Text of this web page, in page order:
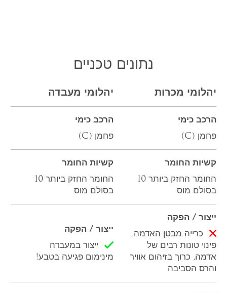
נתונים טכניים
יהלומי מכרות יהלומי מעבדה
הרכב כימי
פחמן (C)
הרכב כימי
פחמן (C)
קשיות החומר
החומר החזק ביותר 10
בסולם מוס
קשיות החומר
החומר החזק ביותר 10
בסולם מוס
ייצור / הפקה
כרייה מבטן האדמה,
פינוי טונות רבים של
אדמה, כרוך בזיהום אוויר
והרס הסביבה
ייצור / הפקה
ייצור במעבדה
מינימום פגיעה בטבע!